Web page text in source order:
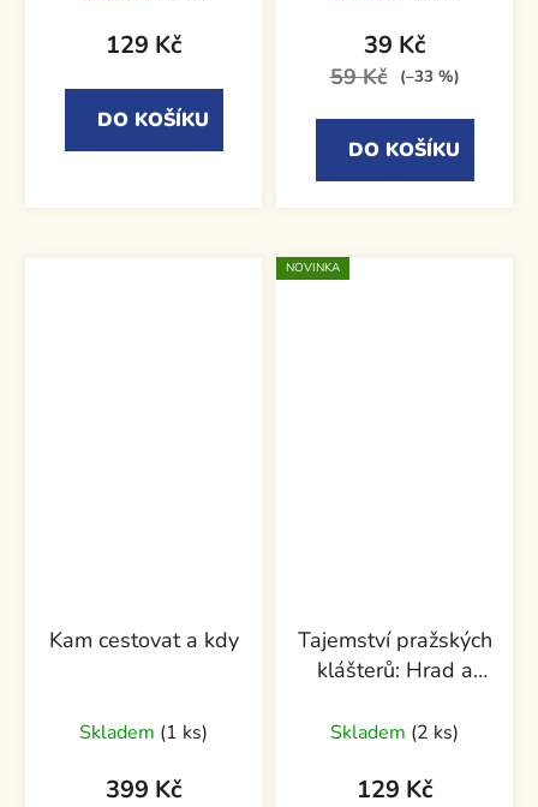
129 Kč
DO KOŠÍKU
39 Kč
59 Kč (–33 %)
DO KOŠÍKU
Kam cestovat a kdy
Skladem (1 ks)
399 Kč
NOVINKA
Tajemství pražských
klášterů: Hrad a
Skladem (2 ks)
129 Kč